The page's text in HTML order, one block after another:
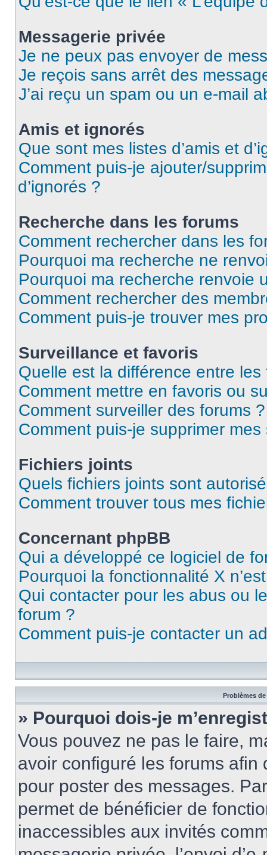
Messagerie privée
Je ne peux pas envoyer de
Je reçois sans arrêt des
J’ai reçu un spam ou un e-mail
Amis et ignorés
Que sont mes listes d’amis et
Comment puis-je ajouter/
d’ignorés ?
Recherche dans les forums
Comment rechercher dans les
Pourquoi ma recherche ne
Pourquoi ma recherche renvoie
Comment rechercher des
Comment puis-je trouver mes
Surveillance et favoris
Quelle est la différence entre
Comment mettre en favoris ou
Comment surveiller des forums ?
Comment puis-je supprimer
Fichiers joints
Quels fichiers joints sont
Comment trouver tous mes
Concernant phpBB
Qui a développé ce logiciel de
Pourquoi la fonctionnalité X
Qui contacter pour les abus ou
forum ?
Comment puis-je contacter un
Problèmes
» Pourquoi dois-je
Vous pouvez ne pas le faire,
avoir configuré les forums afin
pour poster des messages.
permet de bénéficier de
inaccessibles aux invités